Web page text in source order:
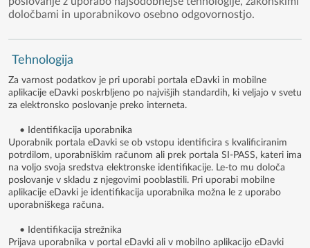
določbami in uporabnikovo osebno odgovornostjo.
Tehnologija
Za varnost podatkov je pri uporabi portala eDavki in mobilne
aplikacije eDavki poskrbljeno po najvišjih standardih, ki veljajo v svetu
za elektronsko poslovanje preko interneta.
• Identifikacija uporabnika
Uporabnik portala eDavki se ob vstopu identificira s kvalificiranim
potrdilom, uporabniškim računom ali prek portala SI-PASS, kateri ima
na voljo svoja sredstva elektronske identifikacije. Le-to mu določa
poslovanje v skladu z njegovimi pooblastili. Pri uporabi mobilne
aplikacije eDavki je identifikacija uporabnika možna le z uporabo
uporabniškega računa.
• Identifikacija strežnika
Prijava uporabnika v portal eDavki ali v mobilno aplikacijo eDavki